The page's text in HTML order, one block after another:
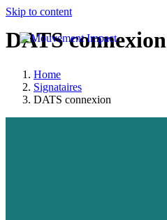
Skip to content
DATS connexion
Home
Signataires
DATS connexion